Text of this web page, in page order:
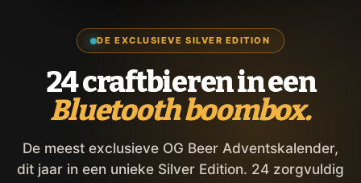
DE EXCLUSIEVE SILVER EDITION
24 craftbieren in een
Bluetooth boombox.
De meest exclusieve OG Beer Adventskalender,
dit jaar in een unieke Silver Edition. 24 zorgvuldig